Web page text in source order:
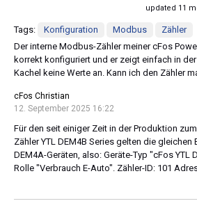
updated 11
Tags: Konfiguration Modbus
Zähler
Der interne Modbus-Zähler meiner cFos
korrekt konfiguriert und er zeigt einfach in
Kachel keine Werte an. Kann ich den Zähler
cFos Christian
12. September 2025 16:22
Für den seit einiger Zeit in der Produktion
Zähler YTL DEM4B Series gelten die
DEM4A-Geräten, also: Geräte-Typ "cFos YTL
Rolle "Verbrauch E-Auto". Zähler-ID: 101